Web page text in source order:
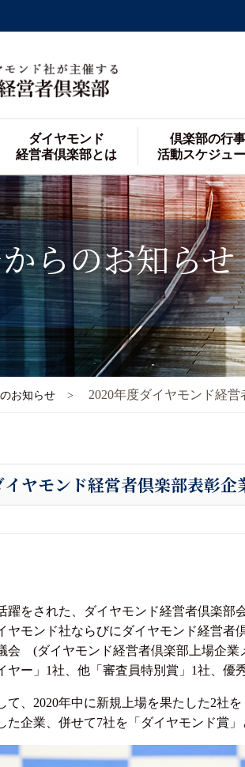
ダイヤモンド
経営者倶楽部とは
倶楽部の行事
活動スケジュ
らのお知らせ
お知らせ 2020年度ダイヤモンド経
ヤモンド経営者倶楽部表彰企
躍をされた、ダイヤモンド経営者倶楽
ヤモンド社ならびにダイヤモンド経営者
会 (ダイヤモンド経営者倶楽部上場企業
ヤー」1社、他「審査員特別賞」1社、
て、2020年中に新規上場を果たした2社
た企業、併せて7社を「ダイヤモンド賞」